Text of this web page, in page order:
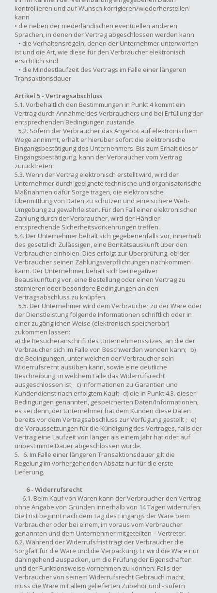
kontrollieren und auf Wunsch korrigieren/wiederherstellen
kann
• die neben der niederländischen eventuellen anderen
Sprachen, in denen der Vertrag abgeschlossen werden kann
• die Verhaltensregeln, denen der Unternehmer unterworfen
ist und die Art, wie diese für den Verbraucher elektronisch
ersichtlich sind
• die Mindestlaufzeit des Vertrags im Falle einer längeren
Transaktionsdauer
Artikel 5 - Vertragsabschluss
5.1. Vorbehaltlich den Bestimmungen in Punkt 4 kommt ein
Vertrag durch Annahme des Verbrauchers und bei Erfüllung der
entsprechenden Bedingungen zustande.
5.2. Sofern der Verbraucher das Angebot auf elektronischem
Wege annimmt, erhält er hierüber sofort die elektronische
Eingangsbestätigung des Unternehmers. Bis zum Erhalt dieser
Eingangsbestätigung, kann der Verbraucher vom Vertrag
zurücktreten.
5.3. Wenn der Vertrag elektronisch erstellt wird, wird der
Unternehmer durch geeignete technische und organisatorische
Maßnahmen dafür Sorge tragen, die elektronische
Übermittlung von Daten zu schützen und eine sichere Web-
Umgebung zu gewährleisten. Für den Fall einer elektronischen
Zahlung durch der Verbraucher, wird der Händler
entsprechende Sicherheitsvorkehrungen treffen.
5.4. Der Unternehmer behält sich gegebenenfalls vor, innerhalb
des gesetzlich Zulässigen, eine Bonitätsauskunft über den
Verbraucher einholen. Dies erfolgt zur Überprüfung, ob der
Verbraucher seinen Zahlungsverpflichtungen nachkommen
kann. Der Unternehmer behält sich bei negativer
Beauskunftung vor, eine Bestellung oder einen Vertrag zu
stornieren oder besondere Bedingungen an den
Vertragsabschluss zu knüpfen.
5.5. Der Unternehmer wird dem Verbraucher zu der Ware oder
der Dienstleistung folgende Informationen schriftlich oder in
einer zugänglichen Weise (elektronisch speicherbar)
zukommen lassen:
a) die Besucheranschrift des Unternehmenssitzes, an die der
Verbraucher sich im Falle von Beschwerden wenden kann; b)
die Bedingungen, unter welchen der Verbraucher sein
Widerrufsrecht ausüben kann, sowie eine deutliche
Beschreibung, in welchem Falle das Widerrufsrecht
ausgeschlossen ist; c) Informationen zu Garantien und
Kundendienst nach erfolgtem Kauf; d) die in Punkt 4.3. dieser
Bedingungen genannten, gespeicherten Daten/Informationen,
es sei denn, der Unternehmer hat dem Kunden diese Daten
bereits vor dem Vertragsabschluss zur Verfügung gestellt ; e)
die Voraussetzungen für die Kündigung des Vertrages, falls der
Vertrag eine Laufzeit von länger als einem Jahr hat oder auf
unbestimmte Dauer abgeschlossen wurde.
5. 6. Im Falle einer längeren Transaktionsdauer gilt die
Regelung im vorhergehenden Absatz nur für die erste
Lieferung.
6 - Widerrufsrecht
6.1. Beim Kauf von Waren kann der Verbraucher den Vertrag
ohne Angabe von Gründen innerhalb von 14 Tagen widerrufen.
Die Frist beginnt nach dem Tag des Eingangs der Ware beim
Verbraucher oder bei einem, im voraus vom Verbraucher
genannten und dem Unternehmer mitgeteilten – Vertreter.
6.2. Während der Widerrufsfrist trägt der Verbraucher die
Sorgfalt für die Ware und die Verpackung. Er wird die Ware nur
dahingehend auspacken, um die Prüfung der Eigenschaften
und der Funktionsweise vornehmen zu können. Falls der
Verbraucher von seinem Widerrufsrecht Gebrauch macht,
muss die Ware mit allem gelieferten Zubehör und - sofern